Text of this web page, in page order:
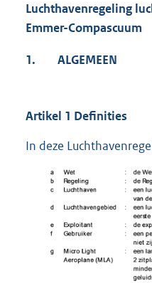
Luchthavenregeling
Emmer-Compascuum
1. ALGEMEEN
Artikel 1 Definities
In deze